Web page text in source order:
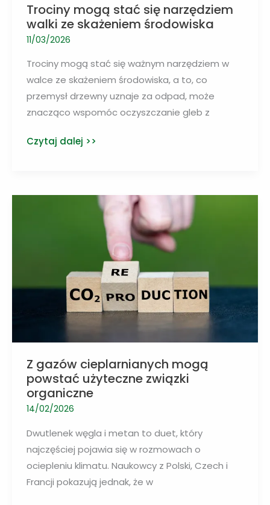
Trociny mogą stać się narzędziem
walki ze skażeniem środowiska
11/03/2026
Trociny mogą stać się ważnym narzędziem w
walce ze skażeniem środowiska, a to, co
przemysł drzewny uznaje za odpad, może
znacząco wspomóc oczyszczanie gleb z
Trociny
środowiska
Czytaj dalej >>
Z gazów cieplarnianych mogą
powstać użyteczne związki
organiczne
14/02/2026
Dwutlenek węgla i metan to duet, który
najczęściej pojawia się w rozmowach o
ociepleniu klimatu. Naukowcy z Polski, Czech i
Francji pokazują jednak, że w